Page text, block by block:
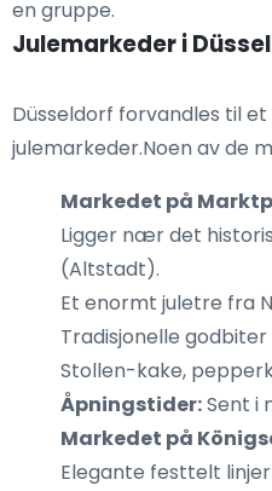
en gruppe.
Julemarkeder i
Düsseldorf forvandles til
julemarkeder.Noen av de
Markedet på
Ligger nær det
(Altstadt).
Et enormt juletre fra
Tradisjonelle
Stollen-kake,
Åpningstider:Sent i
Markedet på
Elegante festtelt